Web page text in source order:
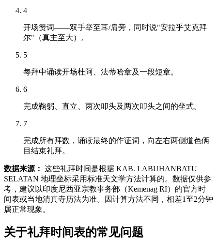
4
开场赞词——双手举至耳/肩旁，同时说"安拉乎艾克拜
尔"（真主至大）。
5
每拜中诵读开场杜阿、法蒂哈章及一段短章。
6
完成鞠躬、直立、两次叩头及两次叩头之间的坐式。
7
完成所有拜数，诵读最终的作证词，向左右两侧道色俩
目结束礼拜。
数据来源： 这些礼拜时间是根据 KAB. LABUHANBATU
SELATAN 地理坐标采用标准天文学方法计算的。数据仅供参
考，建议以印度尼西亚宗教事务部（Kemenag RI）的官方时
间表或当地清真寺历法为准。因计算方法不同，相差1至2分钟
属正常现象。
关于礼拜时间表的常见问题